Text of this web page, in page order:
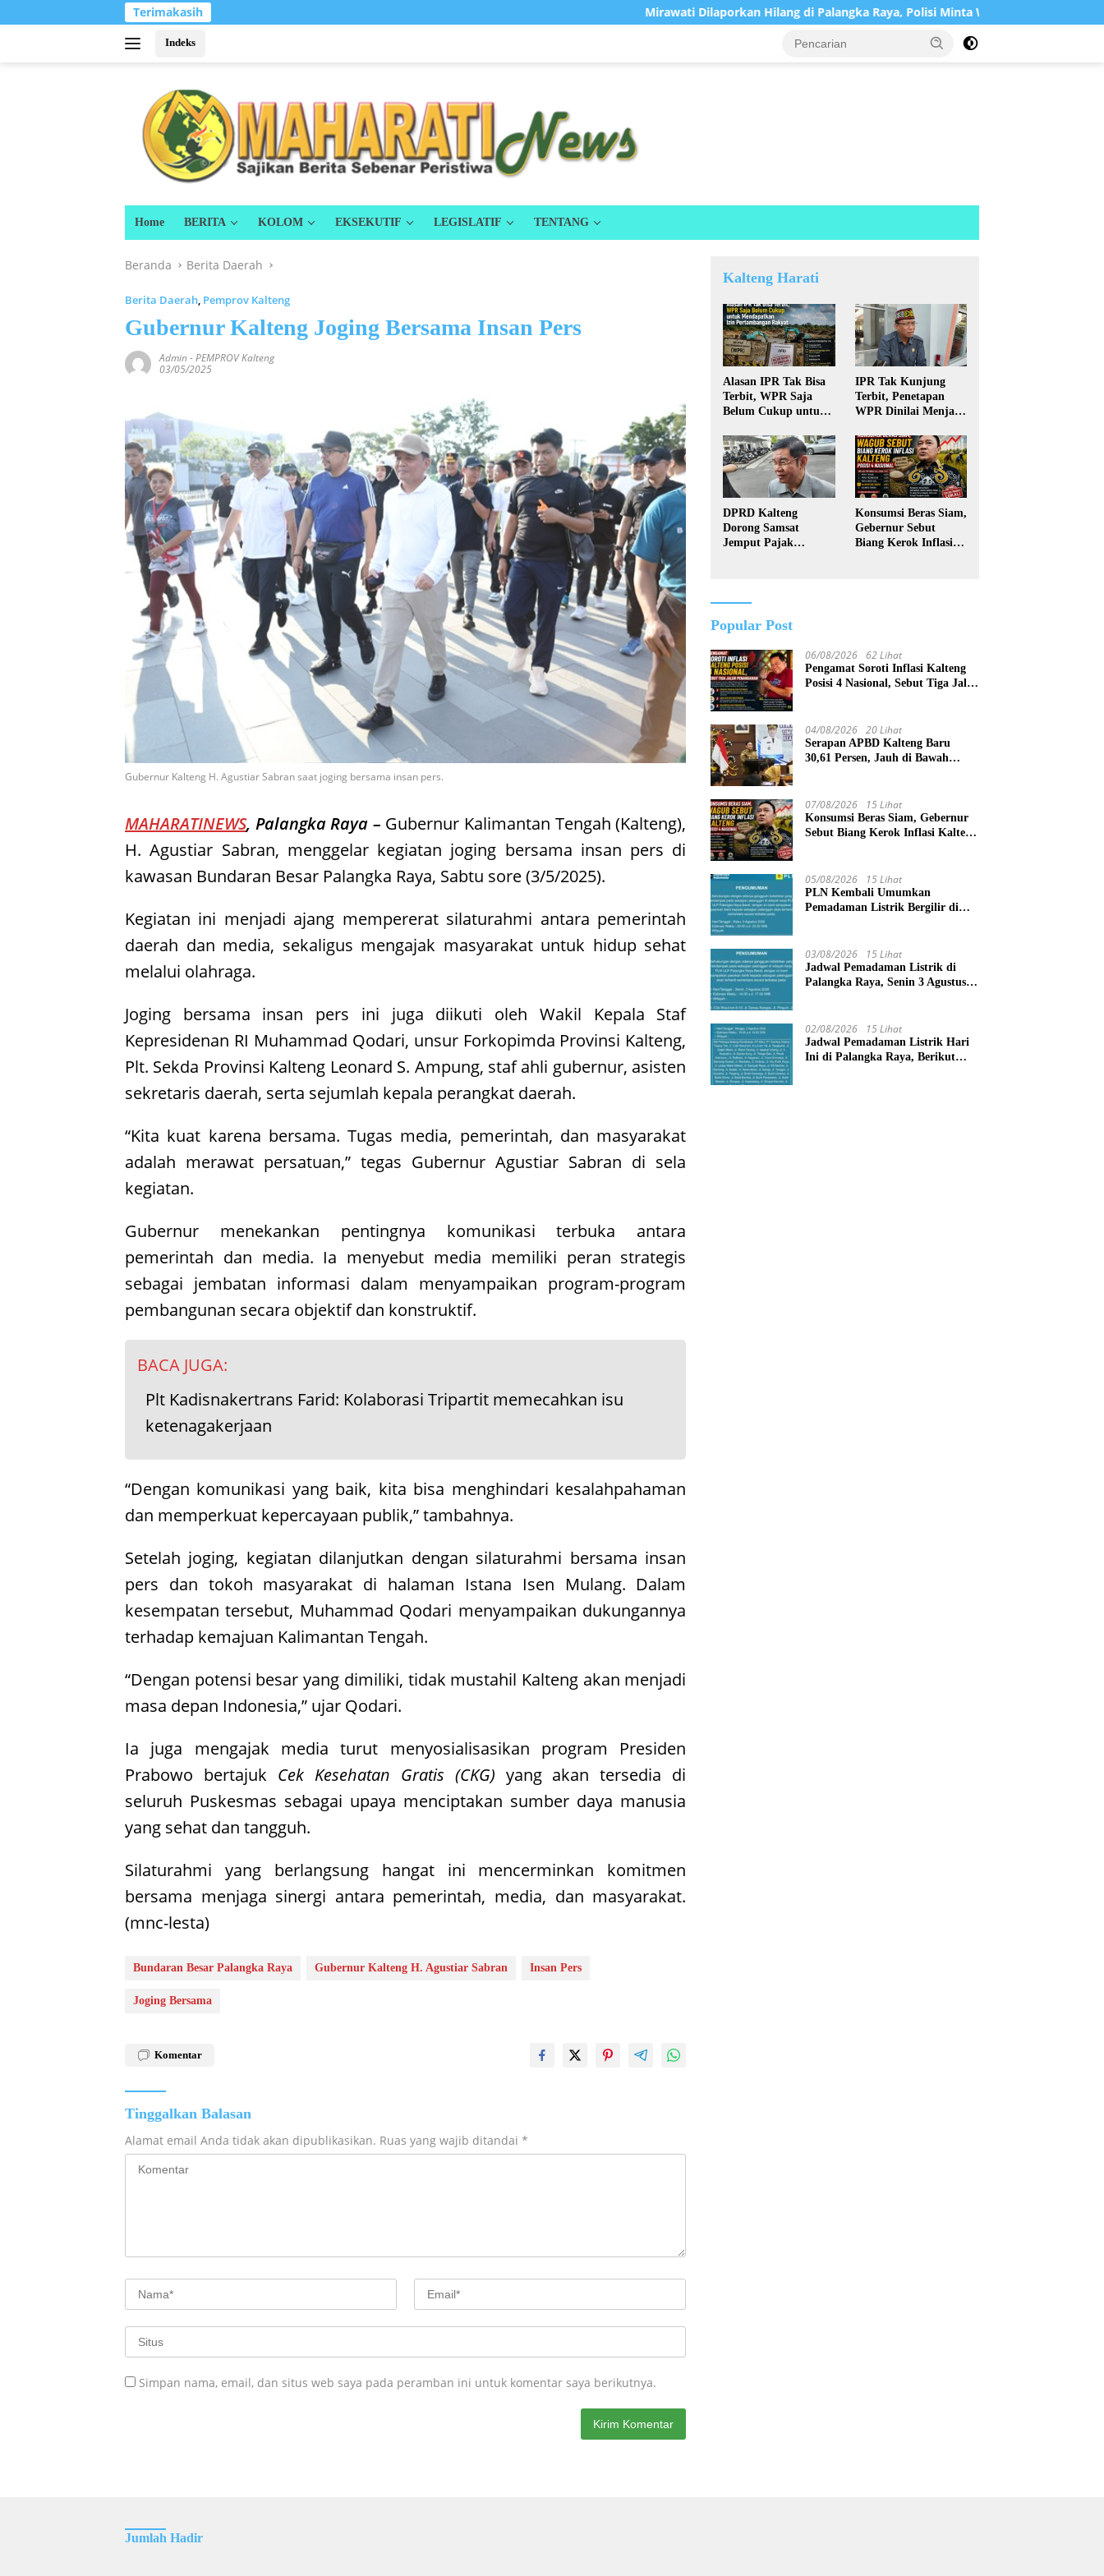
ke
Terimakasih Mirawati Dilaporkan Hilang di Palangka Raya, Polisi Minta Warga Bantu Berikan Informasi
Indeks
Home BERITA KOLOM EKSEKUTIF LEGISLATIF TENTANG
Beranda Berita Daerah
Berita Daerah, Pemprov Kalteng
Gubernur Kalteng Joging Bersama Insan Pers
Admin -PEMPROV Kalteng
03/05/2025
Gubernur Kalteng H. Agustiar Sabran saat joging bersama insan pers.
MAHARATINEWS, Palangka Raya – Gubernur Kalimantan Tengah (Kalteng),
H. Agustiar Sabran, menggelar kegiatan joging bersama insan pers di
kawasan Bundaran Besar Palangka Raya, Sabtu sore (3/5/2025).
Kegiatan ini menjadi ajang mempererat silaturahmi antara pemerintah
daerah dan media, sekaligus mengajak masyarakat untuk hidup sehat
melalui olahraga.
Joging bersama insan pers ini juga diikuti oleh Wakil Kepala Staf
Kepresidenan RI Muhammad Qodari, unsur Forkopimda Provinsi Kalteng,
Plt. Sekda Provinsi Kalteng Leonard S. Ampung, staf ahli gubernur, asisten
sekretaris daerah, serta sejumlah kepala perangkat daerah.
“Kita kuat karena bersama. Tugas media, pemerintah, dan masyarakat
adalah merawat persatuan,” tegas Gubernur Agustiar Sabran di sela
kegiatan.
Gubernur menekankan pentingnya komunikasi terbuka antara
pemerintah dan media. Ia menyebut media memiliki peran strategis
sebagai jembatan informasi dalam menyampaikan program-program
pembangunan secara objektif dan konstruktif.
BACA JUGA:
Plt Kadisnakertrans Farid: Kolaborasi Tripartit memecahkan isu
ketenagakerjaan
“Dengan komunikasi yang baik, kita bisa menghindari kesalahpahaman
dan memperkuat kepercayaan publik,” tambahnya.
Setelah joging, kegiatan dilanjutkan dengan silaturahmi bersama insan
pers dan tokoh masyarakat di halaman Istana Isen Mulang. Dalam
kesempatan tersebut, Muhammad Qodari menyampaikan dukungannya
terhadap kemajuan Kalimantan Tengah.
“Dengan potensi besar yang dimiliki, tidak mustahil Kalteng akan menjadi
masa depan Indonesia,” ujar Qodari.
Ia juga mengajak media turut menyosialisasikan program Presiden
Prabowo bertajuk Cek Kesehatan Gratis (CKG) yang akan tersedia di
seluruh Puskesmas sebagai upaya menciptakan sumber daya manusia
yang sehat dan tangguh.
Silaturahmi yang berlangsung hangat ini mencerminkan komitmen
bersama menjaga sinergi antara pemerintah, media, dan masyarakat.
(mnc-lesta)
Bundaran Besar Palangka Raya Gubernur Kalteng H. Agustiar Sabran Insan Pers
Joging Bersama
Komentar
Tinggalkan Balasan
Alamat email Anda tidak akan dipublikasikan. Ruas yang wajib ditandai *
Simpan nama, email, dan situs web saya pada peramban ini untuk komentar saya berikutnya.
Kalteng Harati
Alasan IPR Tak Bisa
Terbit, WPR Saja
Belum Cukup untuk
Pertambangan
Rakyat
IPR Tak Kunjung
Terbit, Penetapan
WPR Dinilai Menjadi
DPRD Kalteng
Dorong Samsat
Jemput Pajak
Konsumsi Beras Siam,
Gebernur Sebut
Biang Kerok Inflasi
Popular Post
06/08/2026 62 Lihat
Pengamat Soroti Inflasi Kalteng
Posisi 4 Nasional, Sebut Tiga Jalur
04/08/2026 20 Lihat
Serapan APBD Kalteng Baru
30,61 Persen, Jauh di Bawah
07/08/2026 15 Lihat
Konsumsi Beras Siam, Gebernur
Sebut Biang Kerok Inflasi Kalteng
05/08/2026 15 Lihat
PLN Kembali Umumkan
Pemadaman Listrik Bergilir di
03/08/2026 15 Lihat
Jadwal Pemadaman Listrik di
Palangka Raya, Senin 3 Agustus
02/08/2026 15 Lihat
Jadwal Pemadaman Listrik Hari
Ini di Palangka Raya, Berikut
Jumlah Hadir